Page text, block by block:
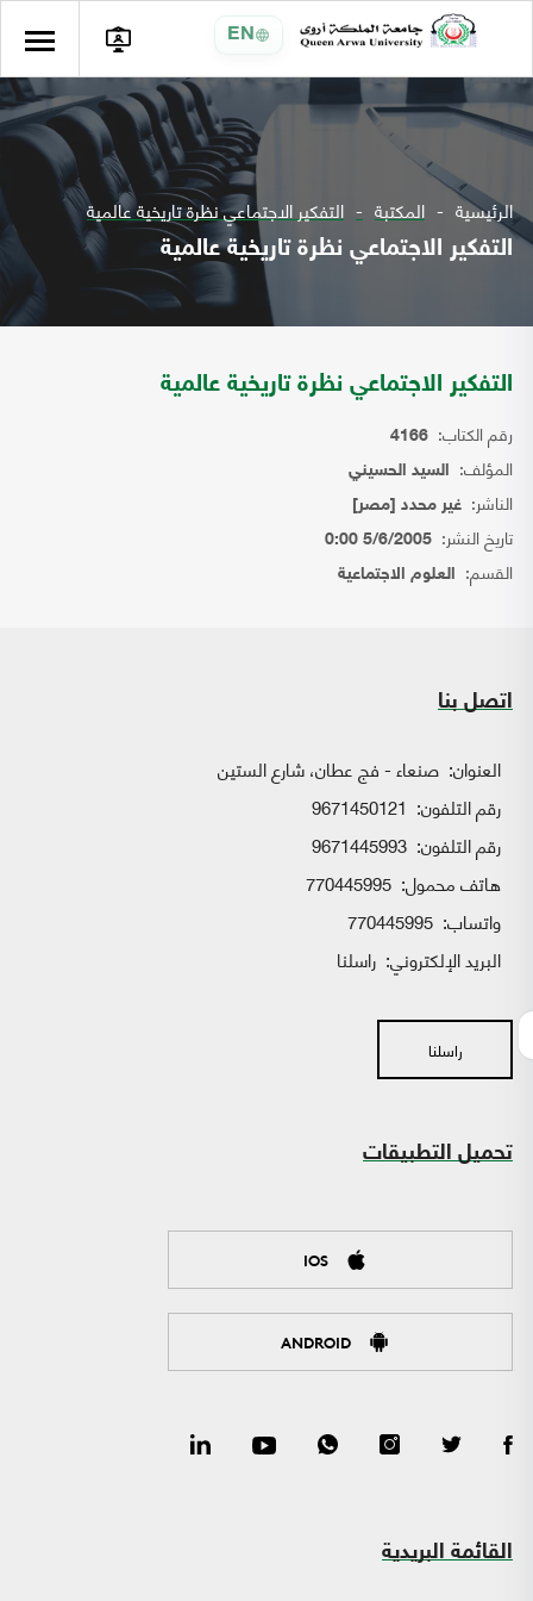
EN
الرئيسية المكتبة التفكير الاجتماعي نظرة تاريخية عالمية
التفكير الاجتماعي نظرة تاريخية عالمية
التفكير الاجتماعي نظرة تاريخية عالمية
رقم الكتاب: 4166
المؤلف: السيد الحسيني
الناشر: غير محدد [مصر]
تاريخ النشر: 5/6/2005 0:00
القسم: العلوم الاجتماعية
اتصل بنا
العنوان: صنعاء - فج عطان، شارع الستين
رقم التلفون: 9671450121
رقم التلفون: 9671445993
هاتف محمول: 770445995
واتساب:
البريد الإلكتروني: راسلنا
راسلنا
تحميل التطبيقات
IOS
ANDROID
القائمة البريدية